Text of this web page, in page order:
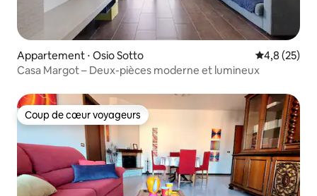
Appartement ⋅ Osio Sotto Évaluation
4,8 (25)
Casa Margot – Deux-pièces moderne et lumineux
Coup de cœur voyageurs
Coup de cœur voyageurs